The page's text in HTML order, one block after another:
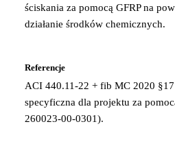
ściskania za pomocą GFRP na
działanie środków chemicznych.
Referencje
ACI 440.11-22 + fib MC 2020
specyficzna dla projektu za
260023-00-0301).